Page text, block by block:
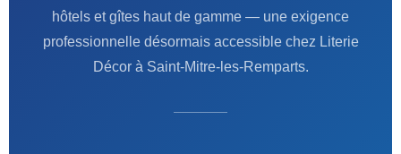
hôtels et gîtes haut de gamme — une exigence
professionnelle désormais accessible chez Literie
Décor à Saint-Mitre-les-Remparts.